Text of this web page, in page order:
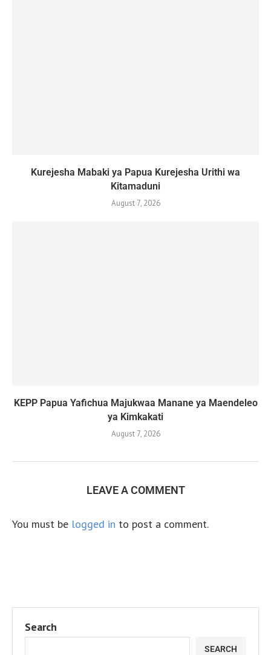
Kurejesha Mabaki ya Papua Kurejesha Urithi wa
Kitamaduni
August 7, 2026
KEPP Papua Yafichua Majukwaa Manane ya Maendeleo
ya Kimkakati
August 7, 2026
LEAVE A COMMENT
You must be logged in to post a comment.
Search
SEARCH